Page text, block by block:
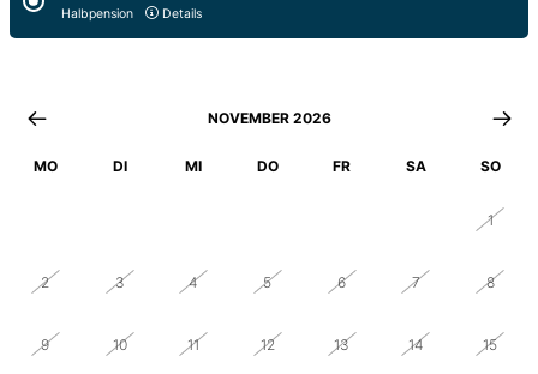
Halbpension Details
NOVEMBER 2026
MO DI MI DO FR SA SO
1
2 3 4 5 6 7 8
9 10 11 12 13 14 15